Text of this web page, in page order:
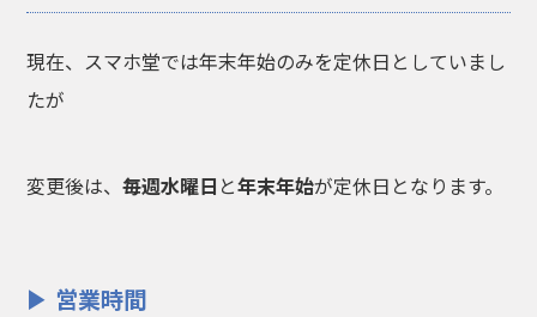
現在、スマホ堂では年末年始のみを定休日としていまし
たが
変更後は、毎週水曜日 と年末年始が定休日となります。
営業時間